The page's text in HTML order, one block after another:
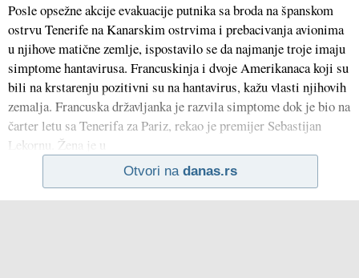
Posle opsežne akcije evakuacije putnika sa broda na španskom
ostrvu Tenerife na Kanarskim ostrvima i prebacivanja avionima
u njihove matične zemlje, ispostavilo se da najmanje troje imaju
simptome hantavirusa. Francuskinja i dvoje Amerikanaca koji su
bili na krstarenju pozitivni su na hantavirus, kažu vlasti njihovih
zemalja. Francuska državljanka je razvila simptome dok je bio na
čarter letu sa Tenerifa za Pariz, rekao je premijer Sebastijan
Lekornu. Žena je u
Otvori na danas.rs